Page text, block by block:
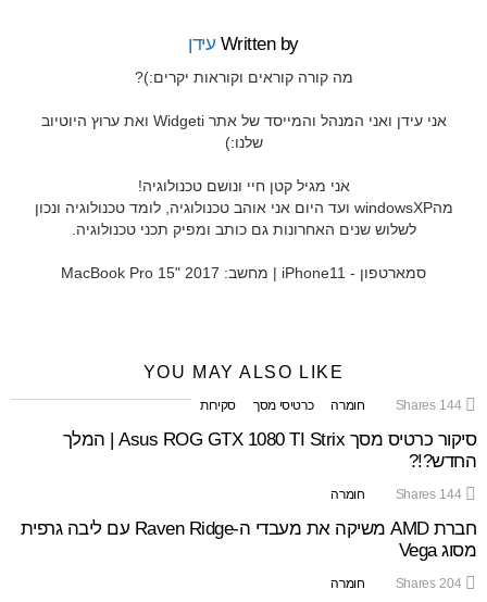
Written by עידן
מה קורה קוראים וקוראות יקרים:)?
אני עידן ואני המנהל והמייסד של אתר Widgeti ואת ערוץ היוטיוב
שלנו:)
אני מגיל קטן חיי ונושם טכנולוגיה!
מהwindowsXP ועד היום אני אוהב טכנולוגיה, לומד טכנולוגיה ונכון
לשלוש שנים האחרונות גם כותב ומפיק תכני טכנולוגיה.
סמארטפון - iPhone11 | מחשב: MacBook Pro 15" 2017
YOU MAY ALSO LIKE
144
Shares חומרה כרטיסי מסך סקירות
סיקור כרטיס מסך Asus ROG GTX 1080 TI Strix | המלך
החדש?!?
144
Shares חומרה
חברת AMD משיקה את מעבדי ה-Raven Ridge עם ליבה גרפית
מסוג Vega
204
Shares חומרה